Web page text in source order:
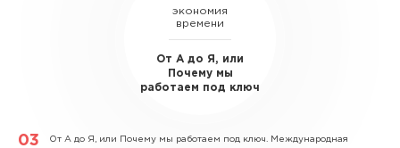
экономия
времени
От А до Я, или
Почему мы
работаем под ключ
От А до Я, или Почему мы работаем под ключ.
Международная